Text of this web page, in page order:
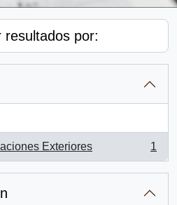
resultados por:
Exteriores 1